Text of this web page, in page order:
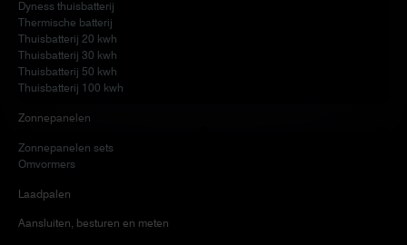
Dyness thuisbatterij
Thermische batterij
Thuisbatterij 20 kwh
Thuisbatterij 30 kwh
Thuisbatterij 50 kwh
Thuisbatterij 100 kwh
Zonnepanelen
Zonnepanelen sets
Omvormers
Laadpalen
Aansluiten, besturen en meten